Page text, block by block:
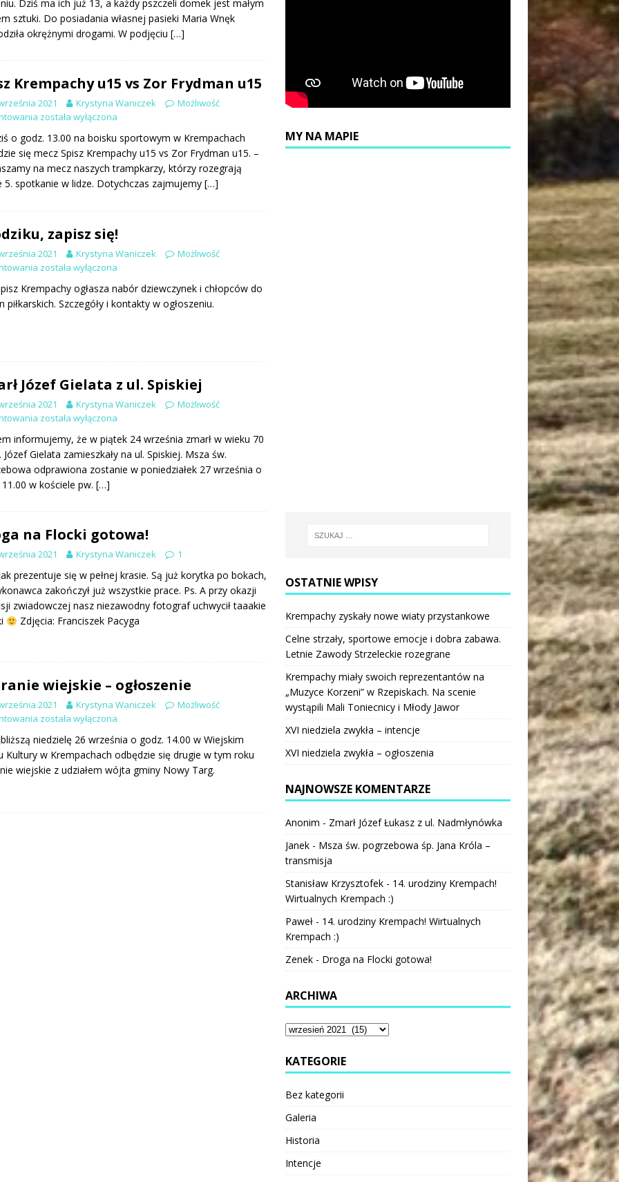
Dziś ma ich już 13, a każdy pszczeli domek jest małym
sztuki. Do posiadania własnej pasieki Maria Wnęk
okrężnymi drogami. W podjęciu […]
Krempachy u15 vs Zor Frydman u15
2021 Krystyna Waniczek
Możliwość
została wyłączona
o godz. 13.00 na boisku sportowym w Krempachach
się mecz Spisz Krempachy u15 vs Zor Frydman u15. –
na mecz naszych trampkarzy, którzy rozegrają
5. spotkanie w lidze. Dotychczas zajmujemy […]
zapisz się!
2021 Krystyna Waniczek
Możliwość
została wyłączona
Krempachy ogłasza nabór dziewczynek i chłopców do
piłkarskich. Szczegóły i kontakty w ogłoszeniu.
Józef Gielata z ul. Spiskiej
2021 Krystyna Waniczek
Możliwość
została wyłączona
informujemy, że w piątek 24 września zmarł w wieku 70
Józef Gielata zamieszkały na ul. Spiskiej. Msza św.
odprawiona zostanie w poniedziałek 27 września o
w kościele pw. […]
na Flocki gotowa!
2021 Krystyna Waniczek 1
prezentuje się w pełnej krasie. Są już korytka po bokach,
zakończył już wszystkie prace. Ps. A przy okazji
zwiadowczej nasz niezawodny fotograf uchwycił taaakie
Zdjęcia: Franciszek Pacyga
wiejskie – ogłoszenie
2021 Krystyna Waniczek
Możliwość
została wyłączona
niedzielę 26 września o godz. 14.00 w Wiejskim
Kultury w Krempachach odbędzie się drugie w tym roku
wiejskie z udziałem wójta gminy Nowy Targ.
MY NA MAPIE
OSTATNIE WPISY
Krempachy zyskały nowe wiaty przystankowe
Celne strzały, sportowe emocje i dobra zabawa.
Letnie Zawody Strzeleckie rozegrane
Krempachy miały swoich reprezentantów na
„Muzyce Korzeni” w Rzepiskach. Na scenie
wystąpili Mali Toniecnicy i Młody Jawor
XVI niedziela zwykła – intencje
XVI niedziela zwykła – ogłoszenia
NAJNOWSZE KOMENTARZE
Anonim - Zmarł Józef Łukasz z ul. Nadmłynówka
Janek- Msza św. pogrzebowa śp. Jana Króla –
transmisja
Stanisław Krzysztofek- 14. urodziny Krempach!
Wirtualnych Krempach :)
Paweł- 14. urodziny Krempach! Wirtualnych
Krempach :)
Zenek- Droga na Flocki gotowa!
ARCHIWA
KATEGORIE
Bez kategorii
Galeria
Historia
Intencje